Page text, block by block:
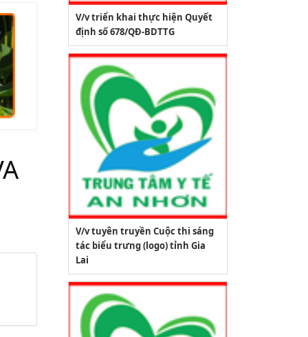
V/v triển khai thực hiện Quyết
định số 678/QĐ-BDTTG
V/v tuyên truyền Cuộc thi sáng
tác biểu trưng (logo) tỉnh Gia
Lai